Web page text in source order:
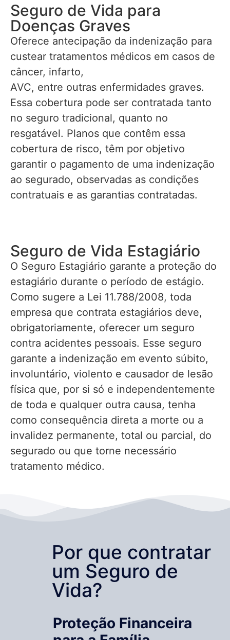
Seguro de Vida para
Doenças Graves
Oferece antecipação da indenização para
custear tratamentos médicos em casos de
câncer, infarto,
AVC, entre outras enfermidades graves.
Essa cobertura pode ser contratada tanto
no seguro tradicional, quanto no
resgatável. Planos que contêm essa
cobertura de risco, têm por objetivo
garantir o pagamento de uma indenização
ao segurado, observadas as condições
contratuais e as garantias contratadas.
Seguro de Vida Estagiário
O Seguro Estagiário garante a proteção do
estagiário durante o período de estágio.
Como sugere a Lei 11.788/2008, toda
empresa que contrata estagiários deve,
obrigatoriamente, oferecer um seguro
contra acidentes pessoais. Esse seguro
garante a indenização em evento súbito,
involuntário, violento e causador de lesão
física que, por si só e independentemente
de toda e qualquer outra causa, tenha
como consequência direta a morte ou a
invalidez permanente, total ou parcial, do
segurado ou que torne necessário
tratamento médico.
Por que contratar
um Seguro de
Vida?
Proteção Financeira